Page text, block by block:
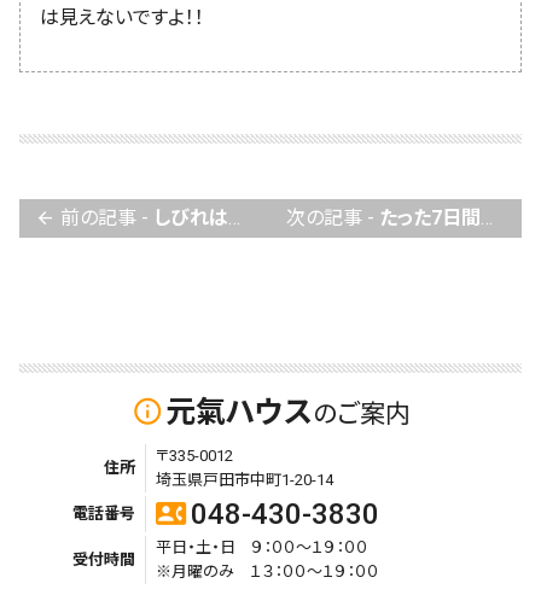
は見えないですよ！！
arrow_back 前の記事 - しびれは残っていますが、しっかり歩けます。 次の記事 - たった7日間で思い通りの姿勢になった！
info_outline元氣ハウスのご案内
住所
〒335-0012
埼玉県戸田市中町1-20-14
電話番号
contact_phone 048-430-3830
受付時間
平日・土・日 ９：００～１９：００
※月曜のみ １３：００～１９：００